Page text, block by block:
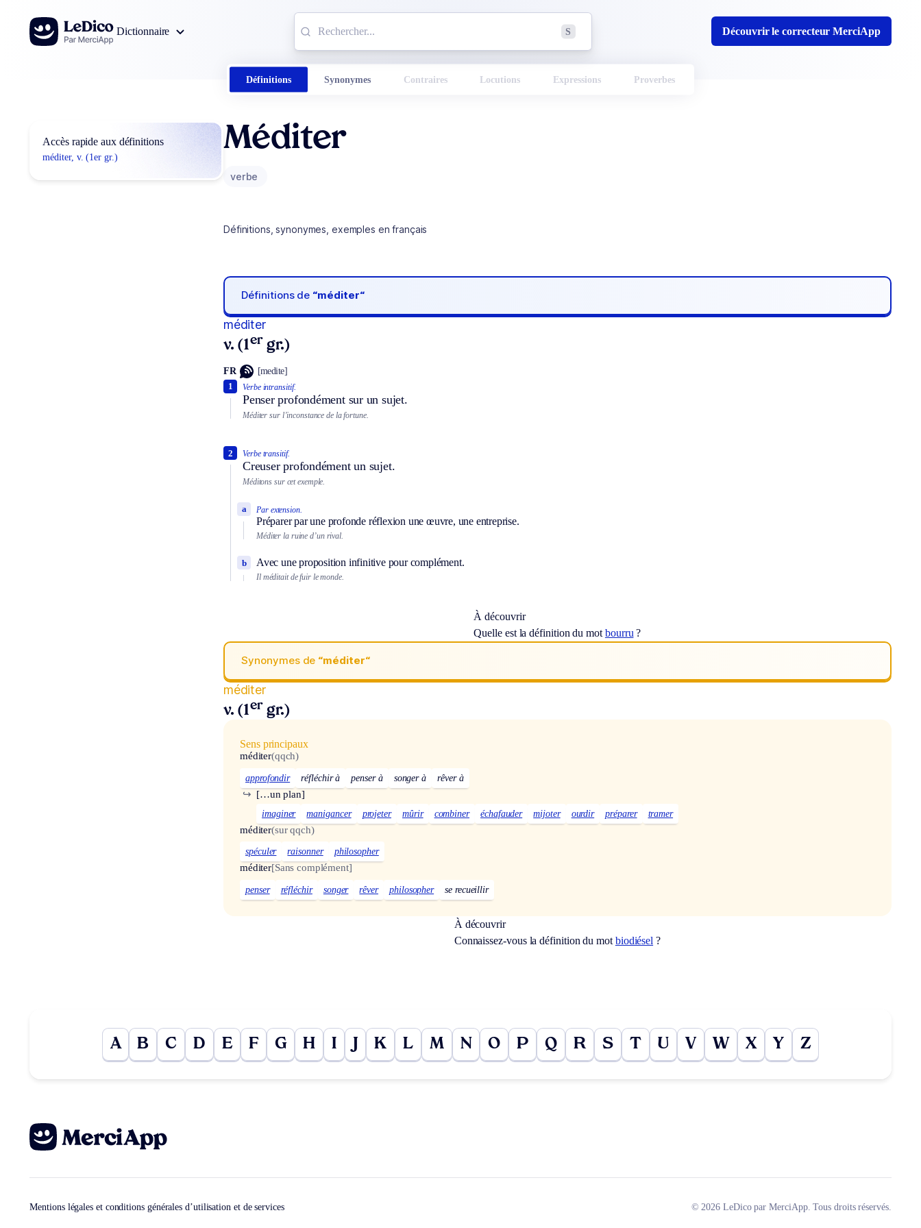
Aller au contenu
Dictionnaire
S Découvrir le correcteur MerciApp
Définitions Synonymes Contraires Locutions Expressions Proverbes
Accès rapide aux définitions
méditer, v. (1er gr.)
Méditer
verbe
Définitions, synonymes, exemples en français
Définitions de “méditer“
méditer
v. (1er gr.)
FR [medite]
Verbe intransitif.
Penser profondément sur un sujet.
1
Méditer sur l’inconstance de la fortune.
Verbe transitif.
Creuser profondément un sujet.
2
Méditons sur cet exemple.
Par extension.
Préparer par une profonde réflexion une œuvre, une entreprise.
a
Méditer la ruine d’un rival.
Avec une proposition infinitive pour complément.
b
Il méditait de fuir le monde.
À découvrir
Quelle est la définition du mot bourru ?
Synonymes de “méditer“
méditer
v. (1er gr.)
Sens principaux
méditer(qqch)
approfondir réfléchir à penser à songer à rêver à
[…un plan]
↪
imaginer manigancer projeter mûrir combiner échafauder mijoter ourdir préparer tramer
méditer(sur qqch)
spéculer raisonner philosopher
méditer[Sans complément]
penser réfléchir songer rêver philosopher se recueillir
À découvrir
Connaissez-vous la définition du mot biodiésel ?
A B C D E F G H I J K L M N O P Q R S T U V W X Y Z
Mentions légales et conditions générales d’utilisation et de services © 2026 LeDico par MerciApp. Tous droits réservés.